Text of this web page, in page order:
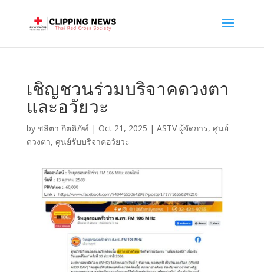
เชิญชวนร่วมบริจาคดวงตา
และอวัยวะ
by ชลิตา กิตติภัฑ์ | Oct 21, 2025 | ASTV ผู้จัดการ, ศูนย์
ดวงตา, ศูนย์รับบริจาคอวัยวะ